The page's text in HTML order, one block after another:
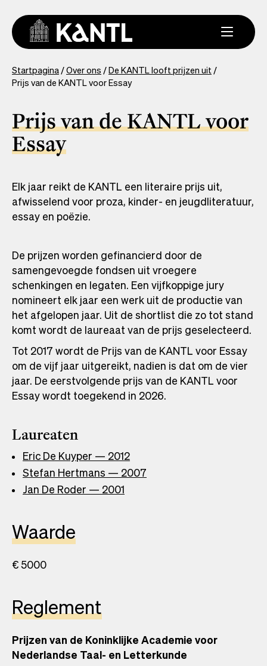
naar
inhoud
gaan
You
are
Startpagina Over ons De KANTL looft prijzen uit
Prijs van de KANTL voor Essay
Prijs van de KANTL voor
Essay
Elk jaar reikt de KANTL een literaire prijs uit,
afwisselend voor proza, kinder- en jeugdliteratuur,
essay en poëzie.
De prijzen worden gefinancierd door de
samengevoegde fondsen uit vroegere
schenkingen en legaten. Een vijfkoppige jury
nomineert elk jaar een werk uit de productie van
het afgelopen jaar. Uit de shortlist die zo tot stand
komt wordt de laureaat van de prijs geselecteerd.
Tot 2017 wordt de Prijs van de KANTL voor Essay
om de vijf jaar uitgereikt, nadien is dat om de vier
jaar. De eerstvolgende prijs van de KANTL voor
Essay wordt toegekend in 2026.
Laureaten
Eric De Kuyper — 2012
Stefan Hertmans — 2007
Jan De Roder — 2001
Waarde
€ 5000
Reglement
Prijzen van de Koninklijke Academie voor
Nederlandse Taal- en Letterkunde